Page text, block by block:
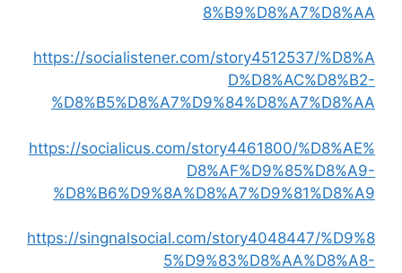
8%B9%D8%A7%D8%AA
https://socialistener.com/story4512537/%D8%A
D%D8%AC%D8%B2-
%D8%B5%D8%A7%D9%84%D8%A7%D8%AA
https://socialicus.com/story4461800/%D8%AE%
D8%AF%D9%85%D8%A9-
%D8%B6%D9%8A%D8%A7%D9%81%D8%A9
https://singnalsocial.com/story4048447/%D9%8
5%D9%83%D8%AA%D8%A8-